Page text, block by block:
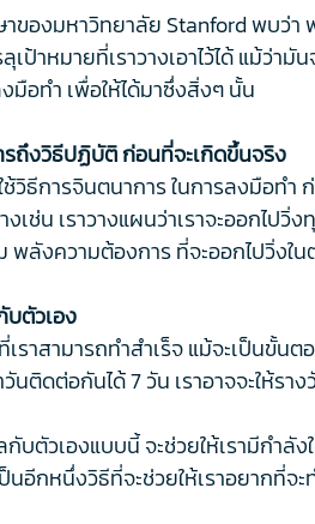
ของมหาวิทยาลัย Stanford พบว่า
เป้าหมายที่เราวางเอาไว้ได้ แม้ว่า
มือทำ เพื่อให้ได้มาซึ่งสิ่งๆ นั้น
ถึงวิธีปฏิบัติ ก่อนที่จะเกิดขึ้นจริง
วิธีการจินตนาการ ในการลงมือทำ
เช่น เราวางแผนว่าเราจะออกไป
พลังความต้องการ ที่จะออกไปวิ่งใน
บตัวเอง
เราสามารถทำสำเร็จ แม้จะเป็นขั้น
นติดต่อกันได้ 7 วัน เราอาจจะให้รา
กับตัวเองแบบนี้ จะช่วยให้เรามีกำลั
นอีกหนึ่งวิธีที่จะช่วยให้เราอยากที่จ